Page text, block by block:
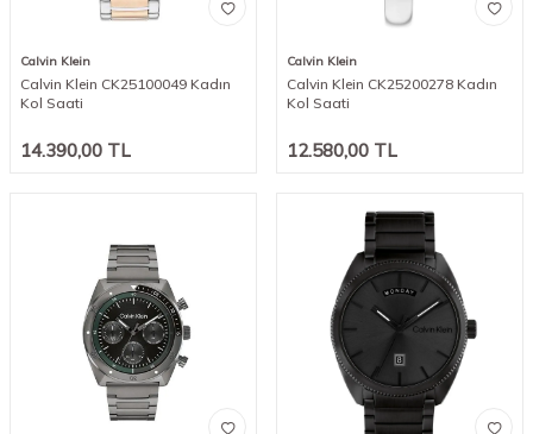
Calvin Klein
Calvin Klein CK25100049 Kadın
Kol Saati
14.390,00 TL
Calvin Klein
Calvin Klein CK25200278 Kadın
Kol Saati
12.580,00 TL